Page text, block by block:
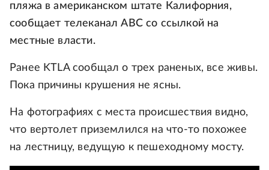
пляжа в американском штате Калифорния,
сообщает телеканал ABC со ссылкой на
местные власти.
Ранее KTLA сообщал о трех раненых, все живы.
Пока причины крушения не ясны.
На фотографиях с места происшествия видно,
что вертолет приземлился на что-то похожее
на лестницу, ведущую к пешеходному мосту.